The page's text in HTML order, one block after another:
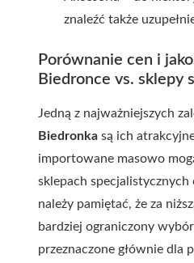
znaleźć także
Porównanie cen i
Biedronce vs. sklepy
Jedną z najważniejszych
Biedronka są ich
importowane masowo
sklepach specjalistycznych
należy pamiętać, że za
bardziej ograniczony
przeznaczone głównie dla